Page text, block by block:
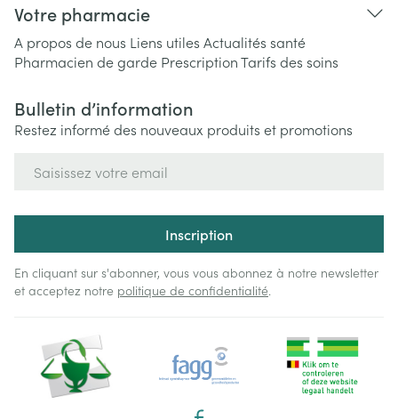
Votre pharmacie
A propos de nous Liens utiles Actualités santé
Pharmacien de garde PrescriptionTarifs des soins
Bulletin d’information
Restez informé des nouveaux produits et promotions
Inscription
En cliquant sur s'abonner, vous vous abonnez à notre newsletter
et acceptez notre politique de confidentialité.